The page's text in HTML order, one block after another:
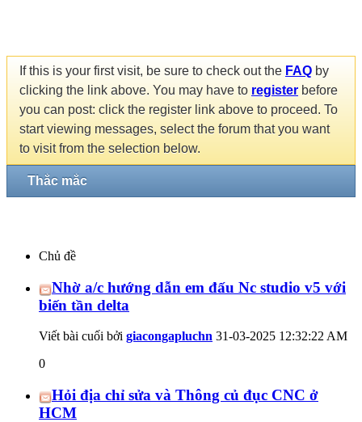
If this is your first visit, be sure to check out the FAQ by
clicking the link above. You may have to register before
you can post: click the register link above to proceed. To
start viewing messages, select the forum that you want
to visit from the selection below.
Thắc mắc
Chủ đề
Nhờ a/c hướng dẫn em đấu Nc studio v5 với
biến tần delta
Viết bài cuối bởi giacongapluchn 31-03-2025 12:32:22 AM
0
Hỏi địa chỉ sửa và Thông củ đục CNC ở
HCM